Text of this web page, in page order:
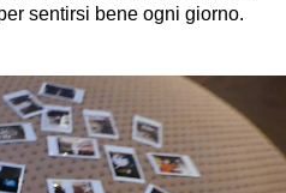
sentirsi bene ogni giorno.